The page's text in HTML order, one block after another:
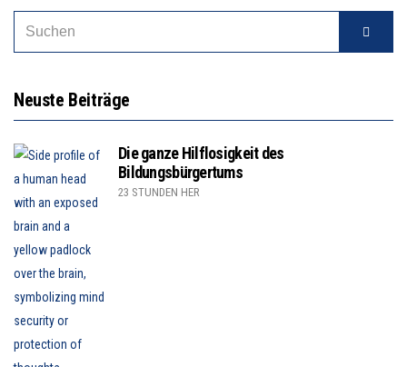
Neuste Beiträge
Die ganze Hilflosigkeit des
Bildungsbürgertums
23 STUNDEN HER